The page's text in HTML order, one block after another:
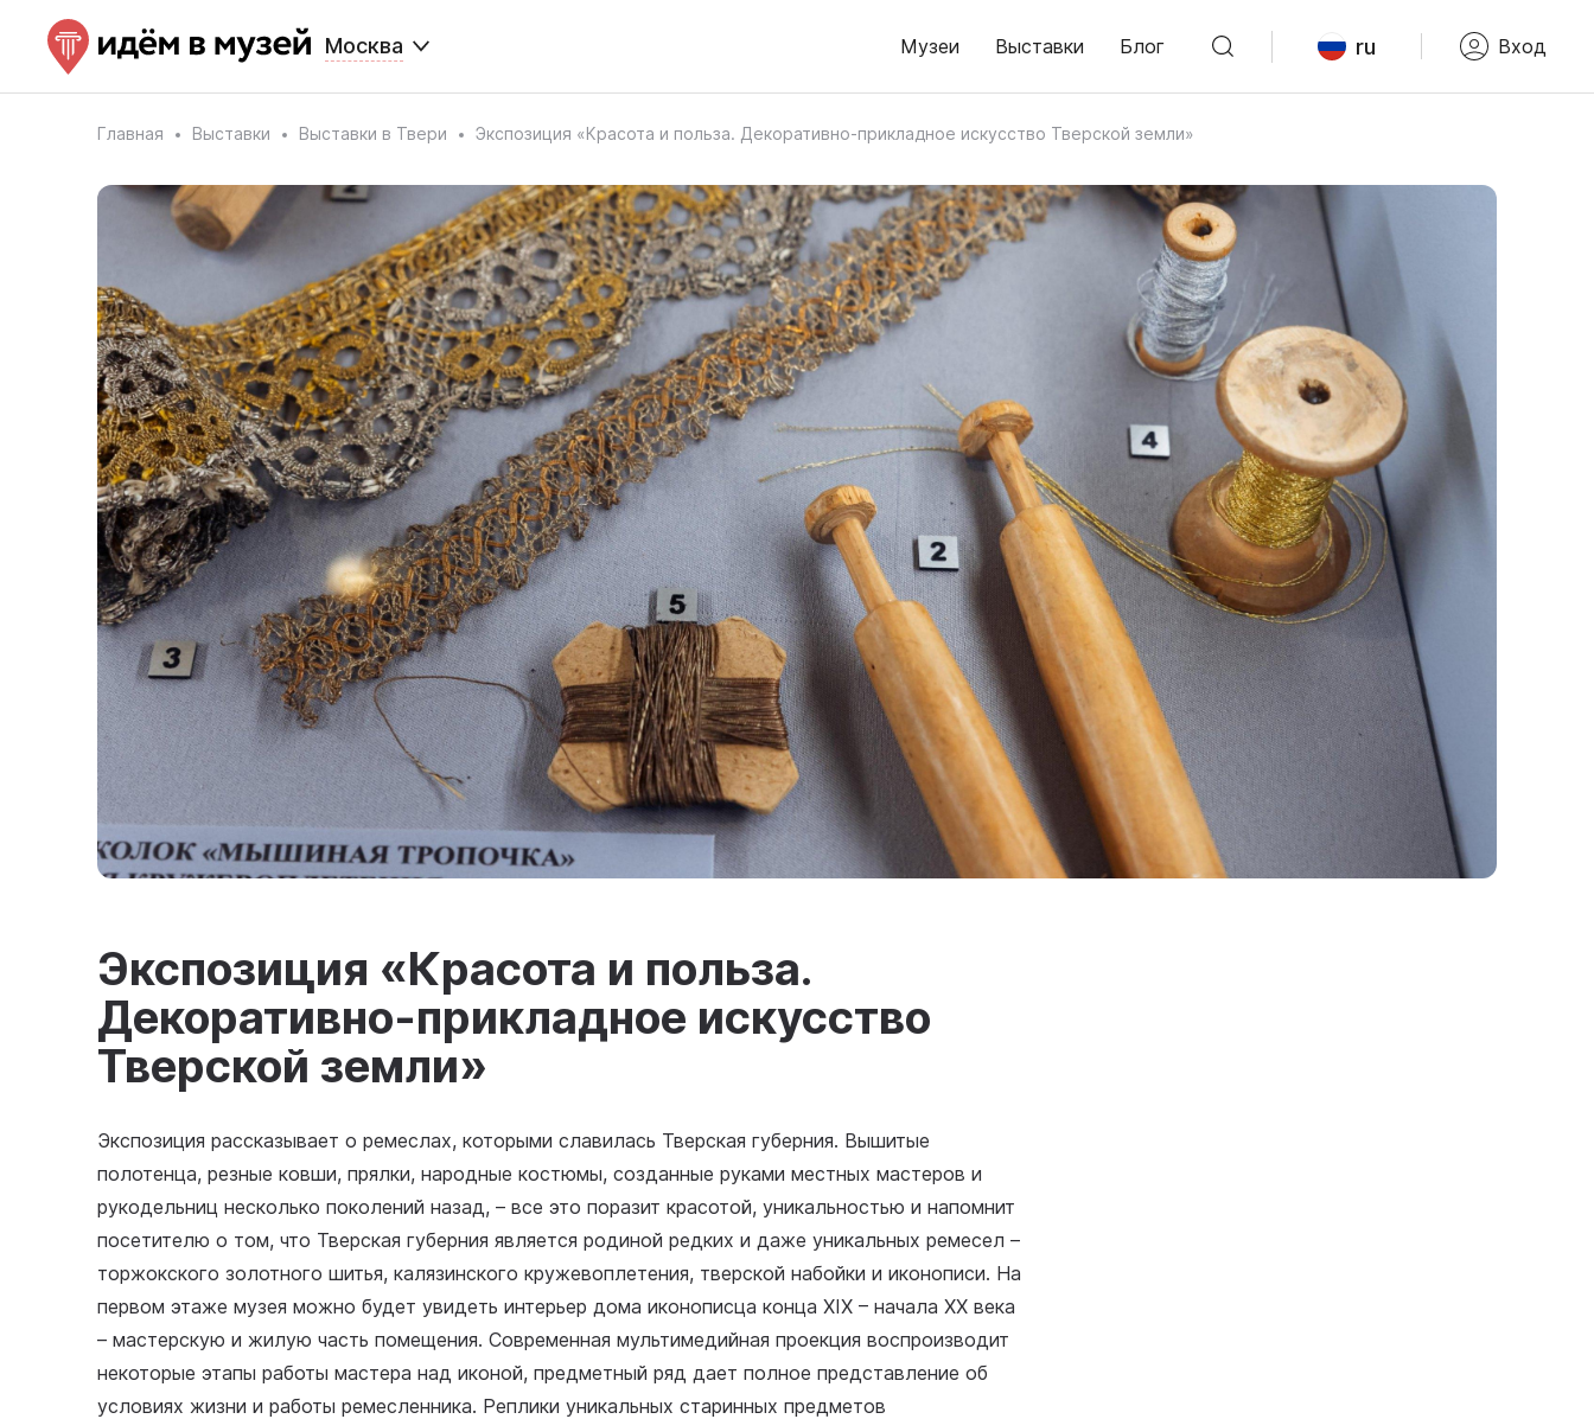
Москва Музеи Выставки Блог ru Вход
Главная Выставки Выставки в Твери Экспозиция «Красота и польза. Декоративно-прикладное искусство Тверской земли»
Экспозиция «Красота и польза.
Декоративно-прикладное искусство
Тверской земли»
Экспозиция рассказывает о ремеслах, которыми славилась Тверская губерния. Вышитые
полотенца, резные ковши, прялки, народные костюмы, созданные руками местных мастеров и
рукодельниц несколько поколений назад, – все это поразит красотой, уникальностью и напомнит
посетителю о том, что Тверская губерния является родиной редких и даже уникальных ремесел –
торжокского золотного шитья, калязинского кружевоплетения, тверской набойки и иконописи. На
первом этаже музея можно будет увидеть интерьер дома иконописца конца XIX – начала XX века
– мастерскую и жилую часть помещения. Современная мультимедийная проекция воспроизводит
некоторые этапы работы мастера над иконой, предметный ряд дает полное представление об
условиях жизни и работы ремесленника. Реплики уникальных старинных предметов